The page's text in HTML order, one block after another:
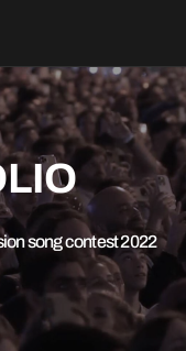
song contest 2022